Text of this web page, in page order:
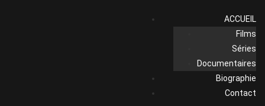
ACCUEIL
Films
Séries
Documentaires
Biographie
Contact